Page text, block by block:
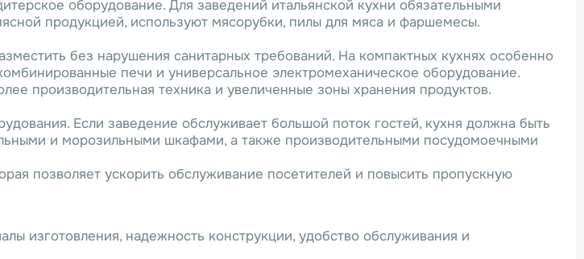
оборудование. Для заведений итальянской кухни обязательными
продукцией, используют мясорубки, пилы для мяса и фаршемесы.
без нарушения санитарных требований. На компактных кухнях особенно
печи и универсальное электромеханическое оборудование.
производительная техника и увеличенные зоны хранения продуктов.
Если заведение обслуживает большой поток гостей, кухня должна быть
и морозильными шкафами, а также производительными посудомоечными
позволяет ускорить обслуживание посетителей и повысить пропускную
изготовления, надежность конструкции, удобство обслуживания и